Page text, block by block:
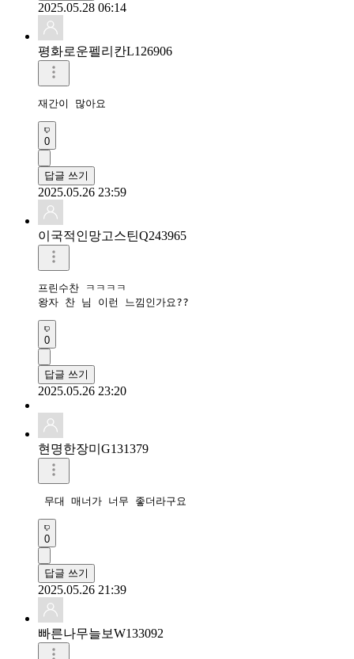
2025.05.28 06:14
평화로운펠리칸L126906
재간이 많아요
0
답글 쓰기
2025.05.26 23:59
이국적인망고스틴Q243965
프린수찬 ㅋㅋㅋㅋ
왕자 찬 님 이런 느낌인가요??
0
답글 쓰기
2025.05.26 23:20
현명한장미G131379
무대 매너가 너무 좋더라구요
0
답글 쓰기
2025.05.26 21:39
빠른나무늘보W133092